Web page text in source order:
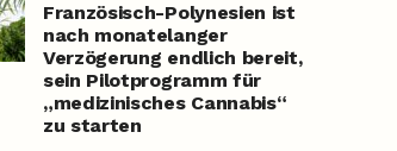
Französisch-Polynesien ist
nach monatelanger
Verzögerung endlich bereit,
sein Pilotprogramm für
„medizinisches Cannabis“
zu starten